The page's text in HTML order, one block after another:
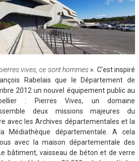
vives, ce sont hommes ». C’est inspiré
Rabelais que le Département de
2012 un nouvel équipement public au
: Pierres Vives, un domaine
deux missions majeures du
avec les Archives départementales et la
Médiathèque départementale. A cela
avec la maison départementale des
bâtiment, vaisseau de béton et de verre